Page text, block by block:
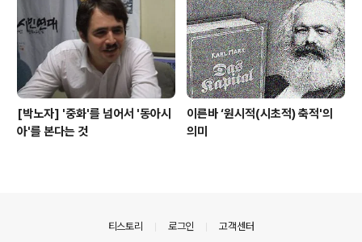
[박노자] '중화'를 넘어서 '동아시
아'를 본다는 것
이른바 ‘원시적(시초적) 축적'의
의미
티스토리 로그인 고객센터